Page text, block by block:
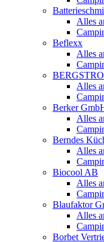
Alles
Beflexx
Alles
Alles
Berker
Alles
Berndes
Alles
Biocool AB
Alles
Blaufaktor
Alles
Borbet